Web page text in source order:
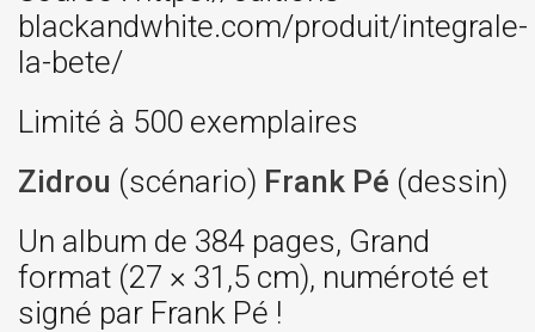
blackandwhite.com/produit/integrale-
la-bete/
Limité à 500 exemplaires
Zidrou (scénario) Frank Pé (dessin)
Un album de 384 pages, Grand
format (27 × 31,5 cm), numéroté et
signé par Frank Pé !